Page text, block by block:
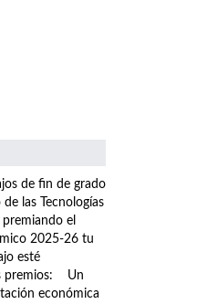
de fin de grado
las Tecnologías
el
2025-26 tu
esté
premios: Un
económica